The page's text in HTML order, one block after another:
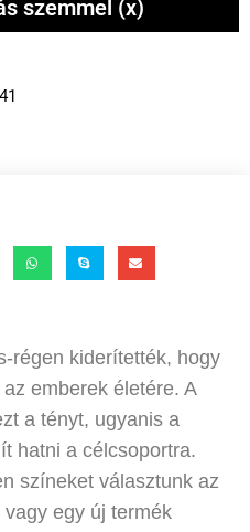
szemmel (x)
régen kiderítették, hogy
emberek életére. A
a tényt, ugyanis a
hatni a célcsoportra.
színeket választunk az
egy új termék